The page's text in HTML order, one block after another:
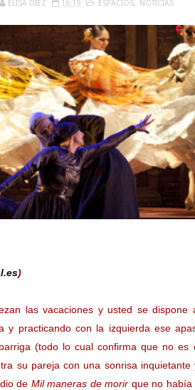
ELISA DÍEZ 16:19 ESPACIOS, NOTICIAS
)
las vacaciones y usted se dispone
y practicando con la izquierda ese
(todo lo cual confirma que no es
su pareja con una sonrisa inquietante
de Mil maneras de morir que no había